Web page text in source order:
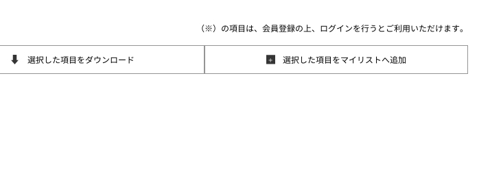
（※）の項目は、会員登録の上、ログインを行うとご利用いただけます。
選択した項目をダウンロード 選択した項目をマイリストへ追加